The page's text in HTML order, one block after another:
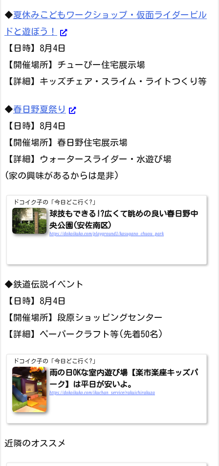
◆夏休みこどもワークショップ・仮面ライダービル
ドと遊ぼう！
【日時】8月4日
【開催場所】チューぴー住宅展示場
【詳細】キッズチェア・スライム・ライトつくり等
◆春日野夏祭り
【日時】8月4日
【開催場所】春日野住宅展示場
【詳細】ウォータースライダー・水遊び場
(家の興味があるからは是非)
ドコイク子の「今日どこ行く?」
球技もできる!?広くて眺めの良い春日野中
央公園(安佐南区)
https://dokoikuko.com/playground1/kasugano_chuou_park
◆鉄道伝説イベント
【日時】8月4日
【開催場所】段原ショッピングセンター
【詳細】ペーパークラフト等(先着50名)
ドコイク子の「今日どこ行く?」
雨の日OKな室内遊び場【楽市楽座キッズパ
ーク】は平日が安いよ。
https://dokoikuko.com/ikuchan_service/rakuichirakuza
近隣のオススメ